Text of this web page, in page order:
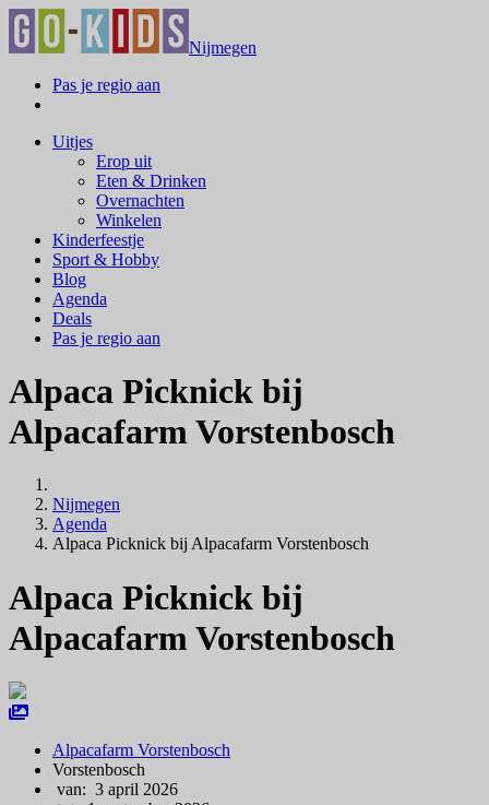
Nijmegen
Pas je regio aan
Uitjes
Erop uit
Eten & Drinken
Overnachten
Winkelen
Kinderfeestje
Sport & Hobby
Blog
Agenda
Deals
Pas je regio aan
Alpaca Picknick bij
Alpacafarm Vorstenbosch
Nijmegen
Agenda
Alpaca Picknick bij Alpacafarm Vorstenbosch
Alpaca Picknick bij
Alpacafarm Vorstenbosch
Alpacafarm Vorstenbosch
Vorstenbosch
van: 3 april 2026